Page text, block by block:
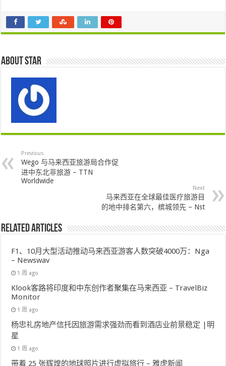
About star
Previous
Wego 与马来西亚旅游局合作促
进中东北非旅游 – TTN
Worldwide
Next
马来西亚在全球最佳医疗旅游目
的地中排名第六，槟城领先 – Nst
Related Articles
F1、10月大型活动推动马来西亚游客人数突破4000万：Nga
– Newswav
1 周 ago
Klook客路将印度和中东创作者聚集在马来西亚 – TravelBiz
Monitor
1 周 ago
杨忠礼房地产信托因旅游需求强劲而看到酒店业前景稳定 |明
星
1 周 ago
带着 25 张辉煌的地球照片进行虚拟旅行 – 雅虎新闻